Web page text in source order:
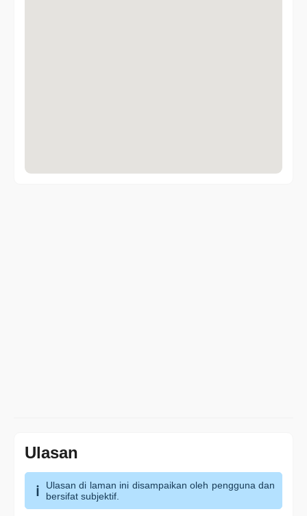
Ulasan
Ulasan di laman ini disampaikan oleh pengguna dan
bersifat subjektif.